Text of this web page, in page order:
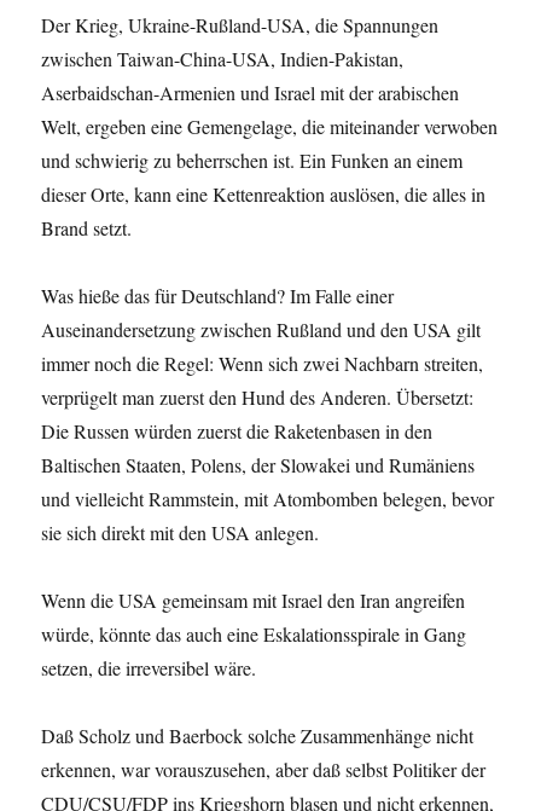
Der Krieg, Ukraine-Rußland-USA, die Spannungen
zwischen Taiwan-China-USA, Indien-Pakistan,
Aserbaidschan-Armenien und Israel mit der arabischen
Welt, ergeben eine Gemengelage, die miteinander verwoben
und schwierig zu beherrschen ist. Ein Funken an einem
dieser Orte, kann eine Kettenreaktion auslösen, die alles in
Brand setzt.
Was hieße das für Deutschland? Im Falle einer
Auseinandersetzung zwischen Rußland und den USA gilt
immer noch die Regel: Wenn sich zwei Nachbarn streiten,
verprügelt man zuerst den Hund des Anderen. Übersetzt:
Die Russen würden zuerst die Raketenbasen in den
Baltischen Staaten, Polens, der Slowakei und Rumäniens
und vielleicht Rammstein, mit Atombomben belegen, bevor
sie sich direkt mit den USA anlegen.
Wenn die USA gemeinsam mit Israel den Iran angreifen
würde, könnte das auch eine Eskalationsspirale in Gang
setzen, die irreversibel wäre.
Daß Scholz und Baerbock solche Zusammenhänge nicht
erkennen, war vorauszusehen, aber daß selbst Politiker der
CDU/CSU/FDP ins Kriegshorn blasen und nicht erkennen,